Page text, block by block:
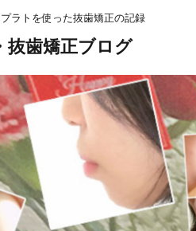
ラトを使った抜歯矯正の記録
抜歯矯正ブログ